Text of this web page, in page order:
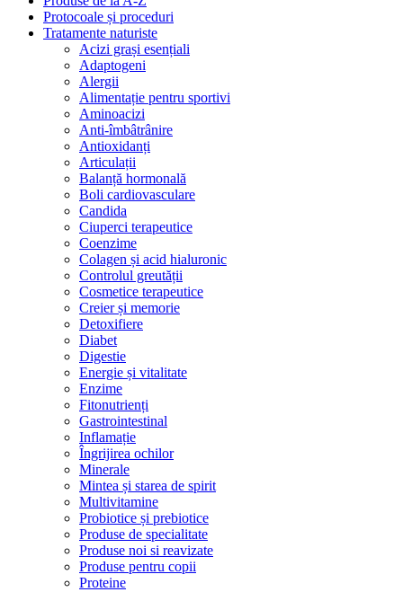
Protocoale și proceduri
Tratamente naturiste
Acizi grași esențiali
Adaptogeni
Alergii
Alimentație pentru sportivi
Aminoacizi
Anti-îmbâtrânire
Antioxidanți
Articulații
Balanță hormonală
Boli cardiovasculare
Candida
Ciuperci terapeutice
Coenzime
Colagen și acid hialuronic
Controlul greutății
Cosmetice terapeutice
Creier și memorie
Detoxifiere
Diabet
Digestie
Energie și vitalitate
Enzime
Fitonutrienți
Gastrointestinal
Inflamație
Îngrijirea ochilor
Minerale
Mintea și starea de spirit
Multivitamine
Probiotice și prebiotice
Produse de specialitate
Produse noi si reavizate
Produse pentru copii
Proteine